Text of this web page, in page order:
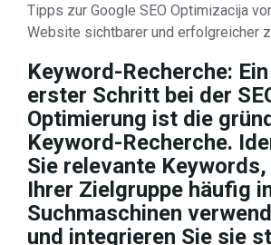
Tipps zur Google SEO Optimizacija
Website sichtbarer und erfolgreicher
Keyword-Recherche:
erster Schritt bei der
Optimierung ist die
Keyword-Recherche.
Sie relevante
Ihrer Zielgruppe häufig
Suchmaschinen
und integrieren Sie sie